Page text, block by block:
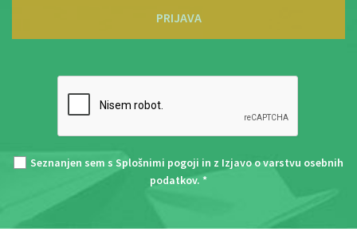
PRIJAVA
Seznanjen sem s Splošnimi pogoji in z Izjavo o varstvu osebnih
podatkov. *